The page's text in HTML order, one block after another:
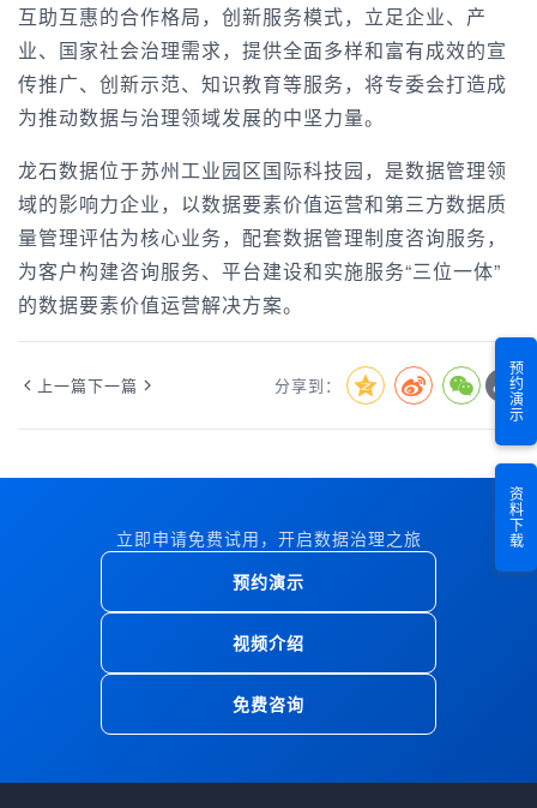
互助互惠的合作格局，创新服务模式，立足企业、产
业、国家社会治理需求，提供全面多样和富有成效的宣
传推广、创新示范、知识教育等服务，将专委会打造成
为推动数据与治理领域发展的中坚力量。
龙石数据位于苏州工业园区国际科技园，是数据管理领
域的影响力企业，以数据要素价值运营和第三方数据质
量管理评估为核心业务，配套数据管理制度咨询服务，
为客户构建咨询服务、平台建设和实施服务“三位一体”
的数据要素价值运营解决方案。
上一篇下一篇 分享到： 预约演示
资料下载
立即申请免费试用，开启数据治理之旅
预约演示
视频介绍
免费咨询